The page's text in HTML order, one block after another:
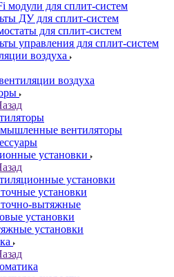
модули для сплит-систем
ДУ для сплит-систем
для сплит-систем
управления для сплит-систем
воздуха
воздуха
вентиляторы
установки
установки
установки
вытяжные
установки
установки